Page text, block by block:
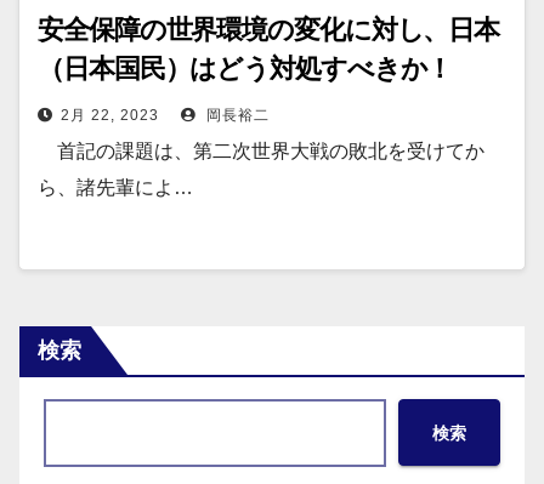
安全保障の世界環境の変化に対し、日本
（日本国民）はどう対処すべきか！
2月 22, 2023 岡長裕二
首記の課題は、第二次世界大戦の敗北を受けてか
ら、諸先輩によ…
検索
検索